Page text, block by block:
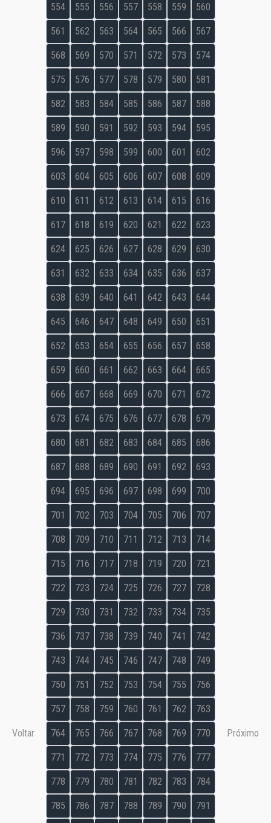
Voltar
554 555 556 557 558 559 560
561 562 563 564 565 566 567
568 569 570 571 572 573 574
575 576 577 578 579 580 581
582 583 584 585 586 587 588
589 590 591 592 593 594 595
596 597 598 599 600 601 602
603 604 605 606 607 608 609
610 611 612 613 614 615 616
617 618 619 620 621 622 623
624 625 626 627 628 629 630
631 632 633 634 635 636 637
638 639 640 641 642 643 644
645 646 647 648 649 650 651
652 653 654 655 656 657 658
659 660 661 662 663 664 665
666 667 668 669 670 671 672
673 674 675 676 677 678 679
680 681 682 683 684 685 686
687 688 689 690 691 692 693
694 695 696 697 698 699 700
701 702 703 704 705 706 707
708 709 710 711 712 713 714
715 716 717 718 719 720 721
722 723 724 725 726 727 728
729 730 731 732 733 734 735
736 737 738 739 740 741 742
743 744 745 746 747 748 749
750 751 752 753 754 755 756
757 758 759 760 761 762 763
764 765 766 767 768 769 770
771 772 773 774 775 776 777
778 779 780 781 782 783 784
785 786 787 788 789 790 791
Próximo